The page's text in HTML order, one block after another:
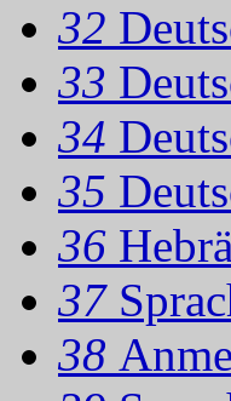
32
33
34
35
36
37
38